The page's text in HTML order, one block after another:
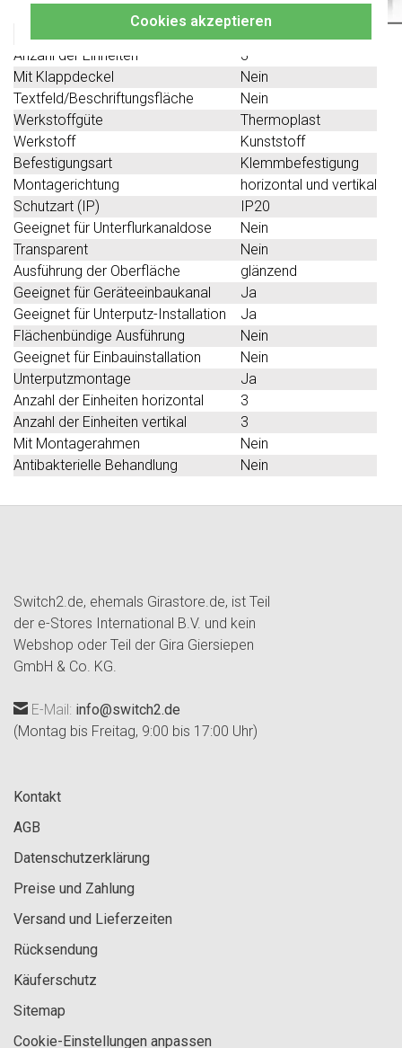
Cookies akzeptieren
Anzahl der Einheiten
3
Mit Klappdeckel
Nein
Textfeld/Beschriftungsfläche
Nein
Werkstoffgüte
Thermoplast
Werkstoff
Kunststoff
Befestigungsart
Klemmbefestigung
Montagerichtung
horizontal und vertikal
Schutzart (IP)
IP20
Geeignet für Unterflurkanaldose
Nein
Transparent
Nein
Ausführung der Oberfläche
glänzend
Geeignet für Geräteeinbaukanal
Ja
Geeignet für Unterputz-Installation
Ja
Flächenbündige Ausführung
Nein
Geeignet für Einbauinstallation
Nein
Unterputzmontage
Ja
Anzahl der Einheiten horizontal
3
Anzahl der Einheiten vertikal
3
Mit Montagerahmen
Nein
Antibakterielle Behandlung
Nein
Switch2.de, ehemals Girastore.de, ist Teil
der e-Stores International B.V. und kein
Webshop oder Teil der Gira Giersiepen
GmbH & Co. KG.
E-Mail: info@switch2.de
(Montag bis Freitag, 9:00 bis 17:00 Uhr)
Kontakt
AGB
Datenschutzerklärung
Preise und Zahlung
Versand und Lieferzeiten
Rücksendung
Käuferschutz
Sitemap
Cookie-Einstellungen anpassen